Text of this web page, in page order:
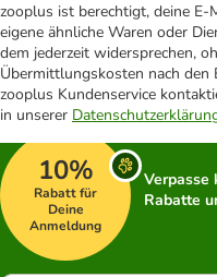
zooplus ist berechtigt, deine
eigene ähnliche Waren oder
dem jederzeit widersprechen,
Übermittlungskosten nach den
zooplus Kundenservice
in unserer
10%
Rabatt für
Deine
Anmeldung
Verpasse
Rabatte